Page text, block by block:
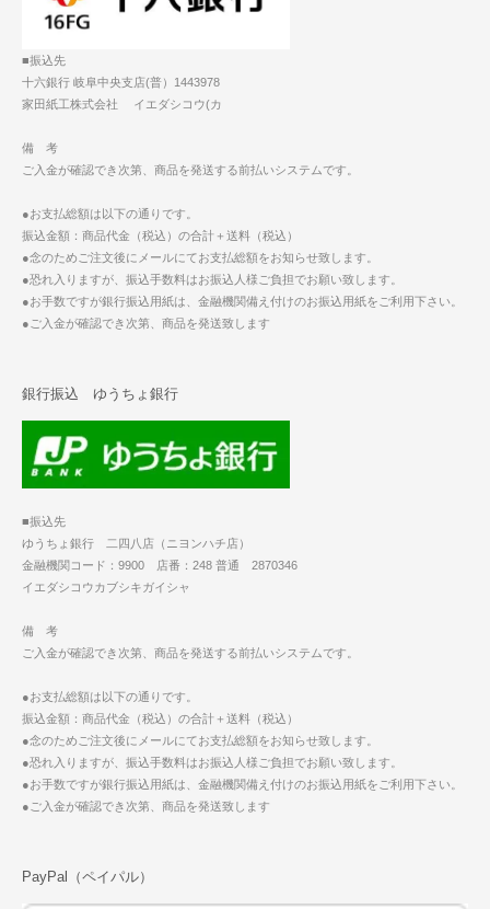
■振込先
十六銀行 岐阜中央支店(普）1443978
家田紙工株式会社 イエダシコウ(カ
備 考
ご入金が確認でき次第、商品を発送する前払いシステムです。
●お支払総額は以下の通りです。
振込金額：商品代金（税込）の合計＋送料（税込）
●念のためご注文後にメールにてお支払総額をお知らせ致します。
●恐れ入りますが、振込手数料はお振込人様ご負担でお願い致します。
●お手数ですが銀行振込用紙は、金融機関備え付けのお振込用紙をご利用下さい。
●ご入金が確認でき次第、商品を発送致します
銀行振込 ゆうちょ銀行
■振込先
ゆうちょ銀行 二四八店（ニヨンハチ店）
金融機関コード：9900 店番：248 普通 2870346
イエダシコウカブシキガイシャ
備 考
ご入金が確認でき次第、商品を発送する前払いシステムです。
●お支払総額は以下の通りです。
振込金額：商品代金（税込）の合計＋送料（税込）
●念のためご注文後にメールにてお支払総額をお知らせ致します。
●恐れ入りますが、振込手数料はお振込人様ご負担でお願い致します。
●お手数ですが銀行振込用紙は、金融機関備え付けのお振込用紙をご利用下さい。
●ご入金が確認でき次第、商品を発送致します
PayPal（ペイパル）